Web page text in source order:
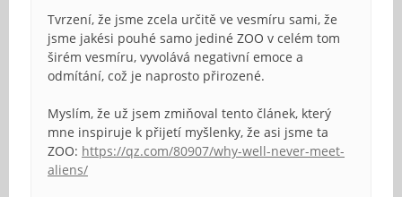
Tvrzení, že jsme zcela určitě ve vesmíru sami, že
jsme jakési pouhé samo jediné ZOO v celém tom
širém vesmíru, vyvolává negativní emoce a
odmítání, což je naprosto přirozené.
Myslím, že už jsem zmiňoval tento článek, který
mne inspiruje k přijetí myšlenky, že asi jsme ta
ZOO: https://qz.com/80907/why-well-never-meet-
aliens/